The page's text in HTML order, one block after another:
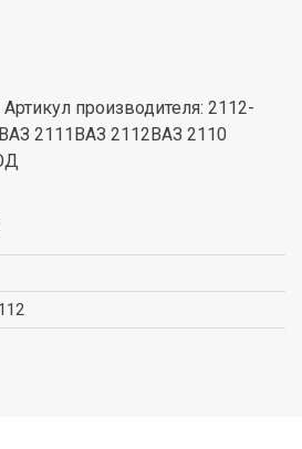
производителя: 2112-
2111ВАЗ 2112ВАЗ 2110